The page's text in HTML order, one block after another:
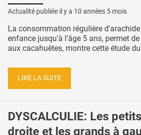
Actualité publiée il y a 10 années 5 mois
La consommation régulière
enfance jusqu'à l’âge 5 ans, permet
aux cacahuètes, montre cette étude
LIRE LA SUITE
DYSCALCULIE: Les
droite et les grands à